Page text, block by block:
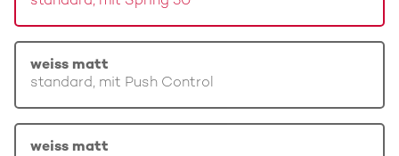
weiss matt
standard, mit Push Control
weiss matt